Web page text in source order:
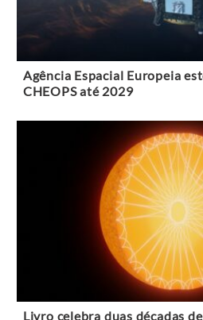
Agência Espacial Europeia
CHEOPS até 2029
Livro celebra duas décadas